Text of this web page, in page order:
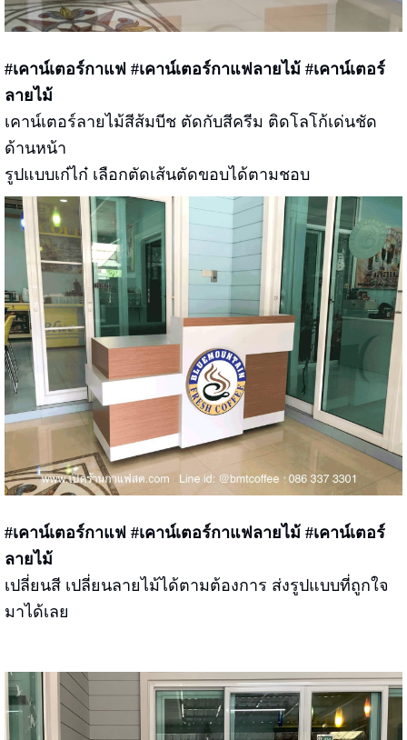
#เคาน์เตอร์กาแฟ #เคาน์เตอร์กาแฟลายไม้ #เคาน์เตอร์
ลายไม้
เคาน์เตอร์ลายไม้สีส้มบีช ตัดกับสีครีม ติดโลโก้เด่นชัด
ด้านหน้า
รูปแบบเก๋ไก๋ เลือกตัดเส้นตัดขอบได้ตามชอบ
#เคาน์เตอร์กาแฟ #เคาน์เตอร์กาแฟลายไม้ #เคาน์เตอร์
ลายไม้
เปลี่ยนสี เปลี่ยนลายไม้ได้ตามต้องการ ส่งรูปแบบที่ถูกใจ
มาได้เลย